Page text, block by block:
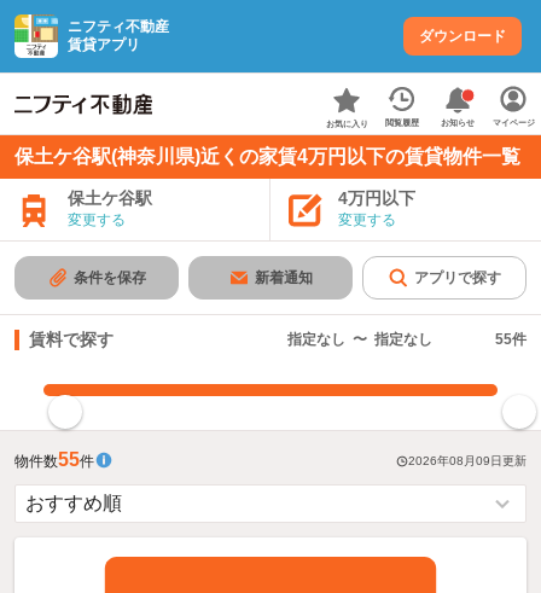
ニフティ不動産
賃貸アプリ
ダウンロード
お気に入り 閲覧履歴 お知らせ マイページ
保土ケ谷駅(神奈川県)近くの家賃4万円以下の賃貸物件一覧
保土ケ谷駅
変更する
4万円以下
変更する
条件を保存 新着通知 アプリで探す
賃料で探す 指定なし 〜 指定なし 55件
物件数55件 2026年08月09日更新